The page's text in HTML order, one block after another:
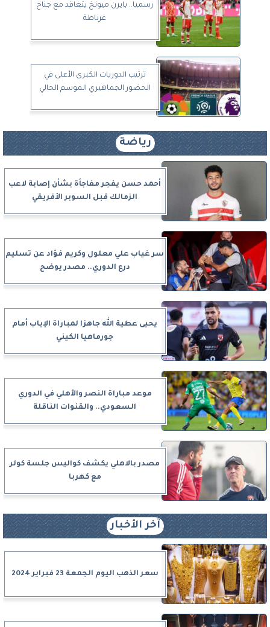
رسميا.. بايرن ميونخ يتعاقد مع جناح
غرناطة
ترتيب الدوريات الكبرى الأعلى في
الحضور الجماهيري الموسم الحالي
رياضة
أحمد حسن يفجر مفاجأة بشأن إصابة لاعب
الزمالك قبل السوبر الأفريقي
سر غياب علي معلول وكريم فؤاد عن تسليم
درع الدوري.. مصدر يوضح
يحيى عطية الله جاهزا لمباراة الإياب أمام
جورماهيا الكيني
موعد مباراة النصر والأهلي في الدوري
السعودي.. والقنوات الناقلة
مصدر بالاهلي يكشف كواليس جلسة كولر
مع كهربا
آخر الأخبار
سعر الذهب اليوم الجمعة 23 فبراير 2024